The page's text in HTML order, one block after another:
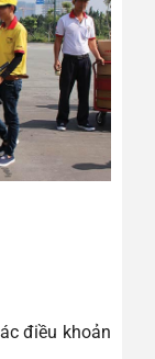
điều khoản